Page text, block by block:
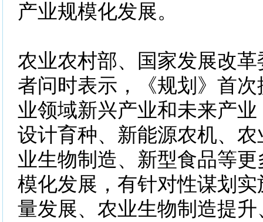
产业规模化发展。
农业农村部、国家发展改
者问时表示，《规划》首
业领域新兴产业和未来产
设计育种、新能源农机、
业生物制造、新型食品等
模化发展，有针对性谋划
量发展、农业生物制造提升